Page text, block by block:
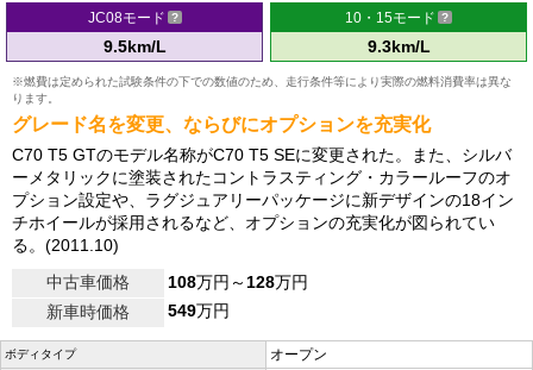
JC08モード
9.5km/L
10・15モード
9.3km/L
※燃費は定められた試験条件の下での数値のため、走行条件等により実際の燃料消費率は異な
ります。
グレード名を変更、ならびにオプションを充実化
C70 T5 GTのモデル名称がC70 T5 SEに変更された。また、シルバ
ーメタリックに塗装されたコントラスティング・カラールーフのオ
プション設定や、ラグジュアリーパッケージに新デザインの18イン
チホイールが採用されるなど、オプションの充実化が図られてい
る。(2011.10)
中古車価格
108万円～128万円
新車時価格
549万円
ボディタイプ オープン